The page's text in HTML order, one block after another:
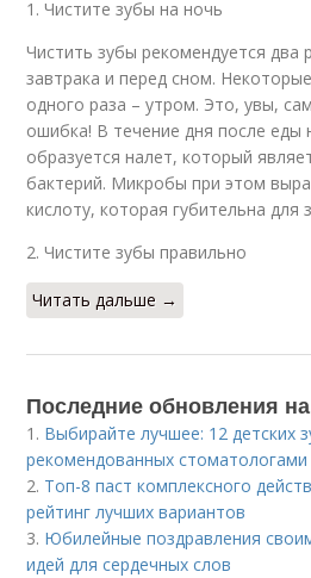
1. Чистите зубы на ночь
Чистить зубы рекомендуется два
завтрака и перед сном.
одного раза – утром. Это, увы,
ошибка! В течение дня после еды
образуется налет, который
бактерий. Микробы при этом
кислоту, которая губительна для
2. Чистите зубы правильно
Читать дальше →
Последние обновления
1. Выбирайте лучшее: 12 детских
рекомендованных стоматологами
2. Топ-8 паст комплексного
рейтинг лучших вариантов
3. Юбилейные поздравления
идей для сердечных слов